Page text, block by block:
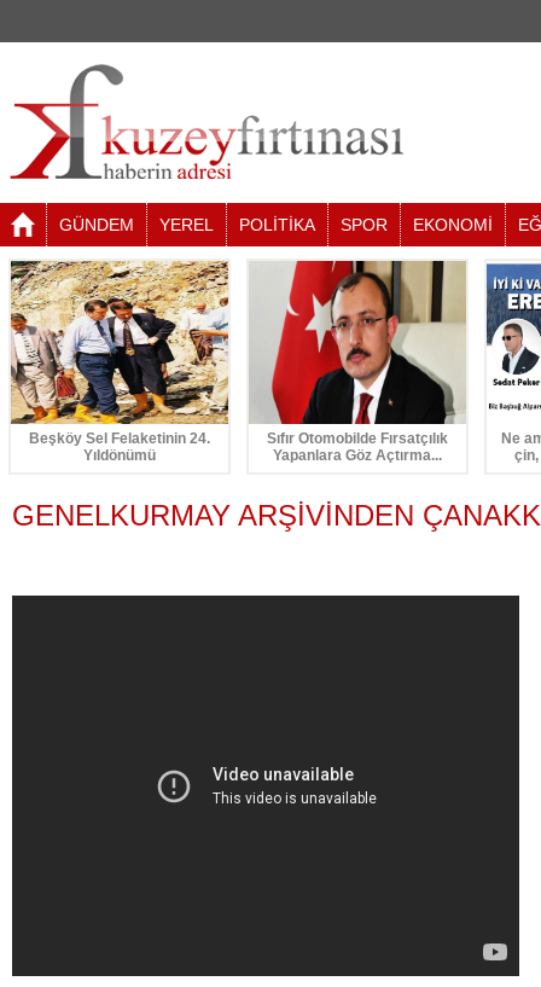
GÜNDEM YEREL POLİTİKA SPOR EKONOMİ
Beşköy Sel Felaketinin 24.
Yıldönümü
Sıfır Otomobilde Fırsatçılık
Yapanlara Göz Açtırma...
Ne
GENELKURMAY ARŞİVİNDEN